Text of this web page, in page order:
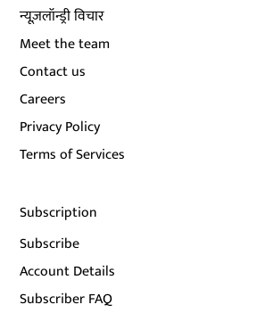
न्यूज़लॉन्ड्री विचार
Meet the team
Contact us
Careers
Privacy Policy
Terms of Services
Subscription
Subscribe
Account Details
Subscriber FAQ